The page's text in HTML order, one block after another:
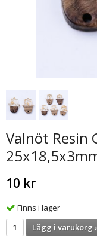
Valnöt Resin
10 kr
Finns i lager
Lägg i varukorg